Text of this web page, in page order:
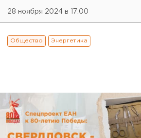
28 ноября 2024 в 17:00
Общество Энергетика